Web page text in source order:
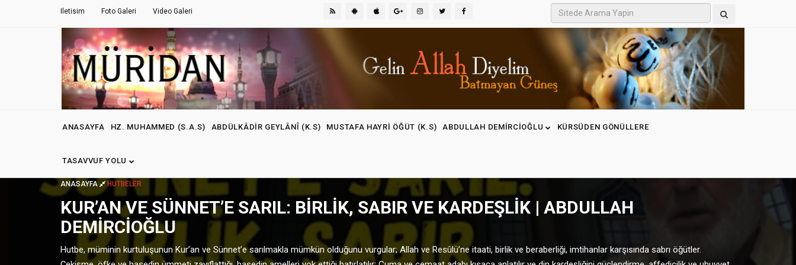
Iletisim Foto Galeri Video Galeri
ANASAYFA HZ. MUHAMMED (S.A.S) ABDÜLKÂDIR GEYLÂNÎ (K.S) MUSTAFA HAYRI ÖĞÜT (K.S) ABDULLAH DEMIRCIOĞLU KÜRSÜDEN GÖNÜLLERE
TASAVVUF YOLU
ANASAYFA HUTBELER
KUR’AN VE SÜNNET’E SARIL: BIRLIK, SABIR VE KARDEŞLIK | ABDULLAH
DEMIRCIOĞLU
Hutbe, müminin kurtuluşunun Kur’an ve Sünnet’e sarılmakla mümkün olduğunu vurgular; Allah ve Resûlü’ne itaati, birlik ve beraberliği, imtihanlar karşısında sabrı öğütler.